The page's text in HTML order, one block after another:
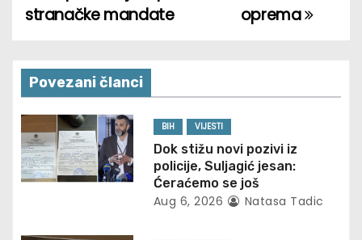
s
n
a
v
i
oprema
stranačke mandate
Povezani članci
BIH VIJESTI
Dok stižu novi pozivi iz
policije, Suljagić jesan:
Ćeraćemo se još
Aug 6, 2026 Natasa Tadic